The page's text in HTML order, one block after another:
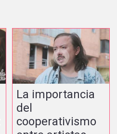
La importancia
del
cooperativismo